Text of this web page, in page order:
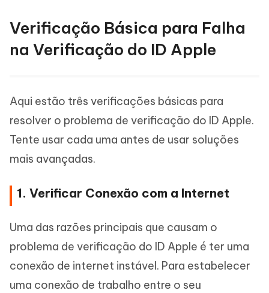
Verificação Básica para Falha
na Verificação do ID Apple
Aqui estão três verificações básicas para
resolver o problema de verificação do ID Apple.
Tente usar cada uma antes de usar soluções
mais avançadas.
1. Verificar Conexão com a Internet
Uma das razões principais que causam o
problema de verificação do ID Apple é ter uma
conexão de internet instável. Para estabelecer
uma conexão de trabalho entre o seu